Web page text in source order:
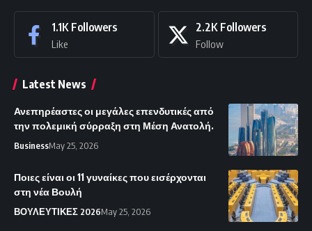
1.1K Followers
Like
2.2K Followers
Follow
Latest News
Ανεπηρέαστες οι μεγάλες επενδυτικές από
την πολεμική σύρραξη στη Μέση Ανατολή.
BusinessMay 25, 2026
Ποιες είναι οι 11 γυναίκες που εισέρχονται
στη νέα Βουλή
ΒΟΥΛΕΥΤΙΚΕΣ 2026May 25, 2026